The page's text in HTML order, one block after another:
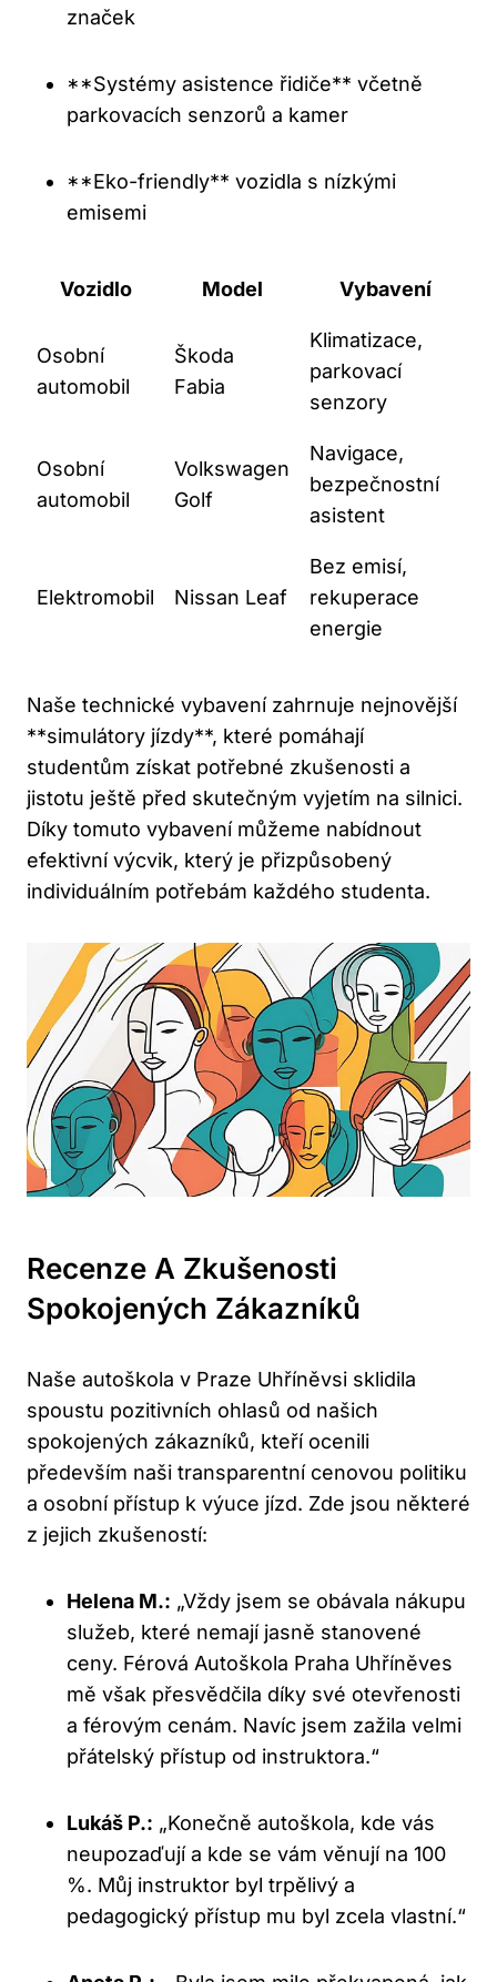
značek
**Systémy asistence řidiče** včetně‍
parkovacích senzorů a kamer
**Eko-friendly** vozidla s nízkými
emisemi
Vozidlo Model Vybavení
Osobní
automobil
Škoda
Fabia
Klimatizace,
parkovací
senzory
Osobní
automobil
Volkswagen
Golf
Navigace,
bezpečnostní
asistent
Elektromobil Nissan Leaf
Bez‍ emisí,
rekuperace
energie
⁤Naše technické vybavení zahrnuje nejnovější
**simulátory jízdy**, které pomáhají
studentům získat potřebné zkušenosti a⁣
jistotu ještě před skutečným ​vyjetím na silnici.
Díky tomuto vybavení můžeme nabídnout
efektivní výcvik, který je přizpůsobený
individuálním potřebám každého studenta.
Recenze A Zkušenosti
Spokojených Zákazníků
Naše autoškola v Praze Uhříněvsi sklidila
spoustu ⁢pozitivních ohlasů od našich
spokojených zákazníků,​ kteří ocenili
především naši transparentní cenovou politiku
a osobní‌ přístup k výuce jízd. Zde jsou některé
z jejich zkušeností:
Helena M.: „Vždy jsem se obávala nákupu
služeb, které nemají jasně stanovené
ceny. Férová Autoškola​ Praha⁢ Uhříněves
mě však přesvědčila díky své otevřenosti
a ‍férovým cenám. Navíc jsem zažila velmi
přátelský přístup od instruktora.“
Lukáš P.: „Konečně ⁣autoškola, kde vás
neupozaďují a​ kde se vám⁢ věnují na 100
%. Můj instruktor byl trpělivý a
pedagogický přístup mu byl zcela vlastní.“